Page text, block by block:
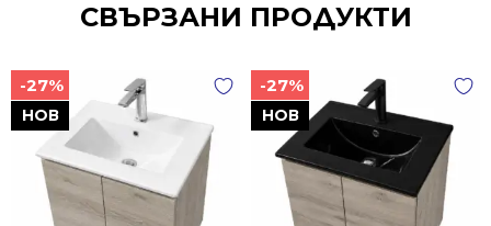
СВЪРЗАНИ ПРОДУКТИ
НОВ
-27%
НОВ
-27%